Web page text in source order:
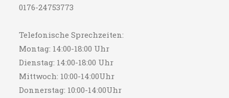
0176-24753773
Telefonische Sprechzeiten:
Montag: 14:00-18:00 Uhr
Dienstag: 14:00-18:00 Uhr
Mittwoch: 10:00-14:00Uhr
Donnerstag: 10:00-14:00Uhr